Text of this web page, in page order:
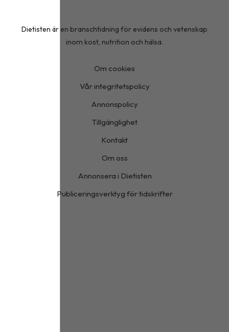
Dietisten är en branschtidning för evidens och vetenskap
inom kost, nutrition och hälsa.
Om cookies
Vår integritetspolicy
Annonspolicy
Tillgänglighet
Kontakt
Om oss
Annonsera i Dietisten
Publiceringsverktyg för tidskrifter